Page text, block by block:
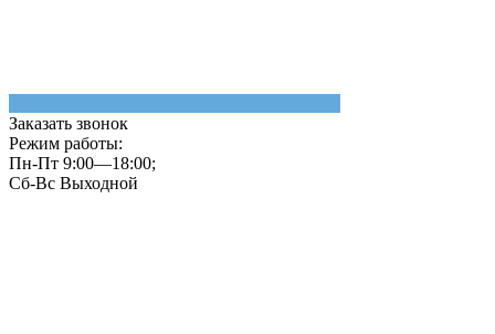
Заказать звонок
Режим работы:
Пн-Пт 9:00—18:00;
Сб-Вс Выходной